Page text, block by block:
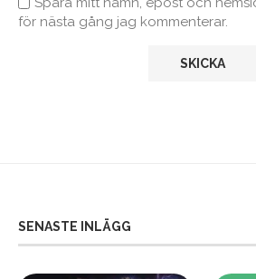
för nästa gång jag kommenterar.
SENASTE INLÄGG